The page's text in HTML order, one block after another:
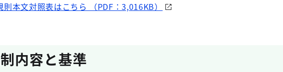
則本文対照表はこちら （PDF：3,016KB）
内容と基準